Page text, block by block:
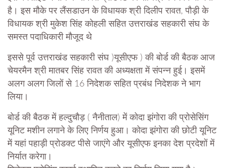
है। इस मौके पर लैंसडाउन के विधायक श्री दिलीप रावत, पौड़ी के
विधायक श्री मुकेश सिंह कोहली सहित उत्तराखंड सहकारी संघ के
समस्त पदाधिकारी मौजूद थे
इससे पूर्व उत्तराखंड सहकारी संघ )यूसीएफ ) की बोर्ड की बैठक आज
चेयरमैन श्री मातबर सिंह रावत की अध्यक्षता में संपन्न हुई। इसमें
अलग अलग जिलों से 16 निदेशक सहित प्रबंध निदेशक ने भाग
लिया।
बोर्ड की बैठक में हल्दुचौड़ ( नैनीताल) में कोदा झंगोरा की प्रोसेसिंग
यूनिट मशीन लगाने के लिए निर्णय हुआ। कोदा झंगोरा की छोटी यूनिट
में यहां पहाड़ी प्रोडक्ट पीसे जाएंगे और यूसीएफ इनका देश प्रदेशों में
निर्यात करेगा।